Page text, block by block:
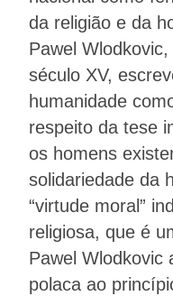
da religião e da
Pawel
século XV,
humanidade
respeito da tese
os homens
solidariedade da
“virtude moral”
religiosa, que é
Pawel Wlodkovic
polaca ao